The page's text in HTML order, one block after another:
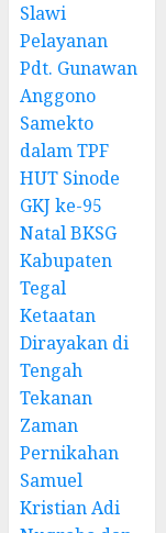
Slawi
Pelayanan
Pdt. Gunawan
Anggono
Samekto
dalam TPF
HUT Sinode
GKJ ke-95
Natal BKSG
Kabupaten
Tegal
Ketaatan
Dirayakan di
Tengah
Tekanan
Zaman
Pernikahan
Samuel
Kristian Adi